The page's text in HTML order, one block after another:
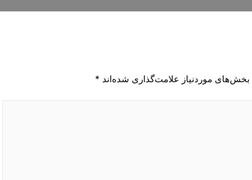
بخش‌های موردنیاز علامت‌گذاری شده‌اند *